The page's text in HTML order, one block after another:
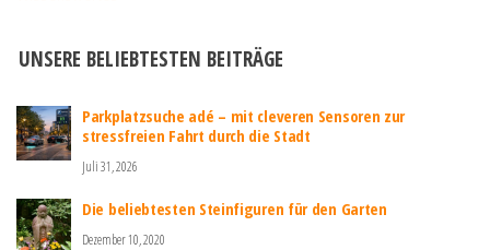
UNSERE BELIEBTESTEN BEITRÄGE
Parkplatzsuche adé – mit cleveren Sensoren zur
stressfreien Fahrt durch die Stadt
Juli 31, 2026
Die beliebtesten Steinfiguren für den Garten
Dezember 10, 2020